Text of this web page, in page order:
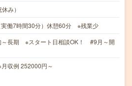
み）
働7時間30分）休憩60分 ※残業少
～長期 ※スタート日相談OK！ #9月～開
収例 252000円～